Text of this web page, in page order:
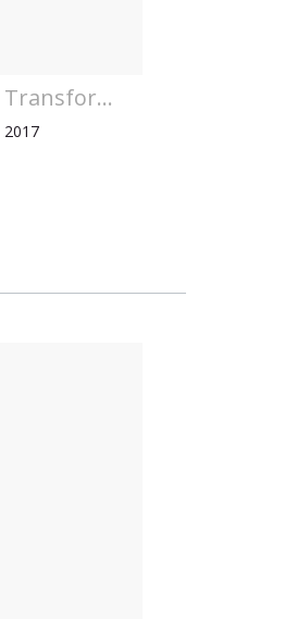
The Attention Transformer...
2017